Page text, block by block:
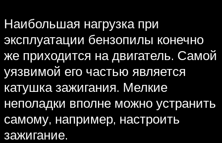
Наибольшая нагрузка при
эксплуатации бензопилы конечно
же приходится на двигатель. Самой
уязвимой его частью является
катушка зажигания. Мелкие
неполадки вполне можно устранить
самому, например, настроить
зажигание.